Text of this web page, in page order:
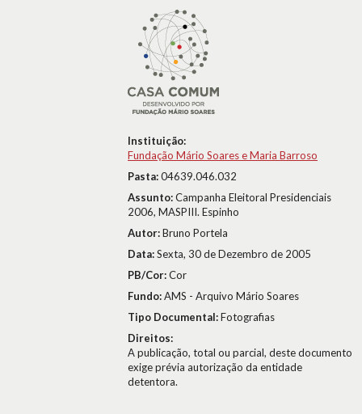
Instituição:
Fundação Mário Soares e Maria Barroso
Pasta:04639.046.032
Assunto:Campanha Eleitoral Presidenciais
2006, MASPIII. Espinho
Autor:Bruno Portela
Data:Sexta, 30 de Dezembro de 2005
PB/Cor:Cor
Fundo:AMS - Arquivo Mário Soares
Tipo Documental:Fotografias
Direitos:
A publicação, total ou parcial, deste documento
exige prévia autorização da entidade
detentora.